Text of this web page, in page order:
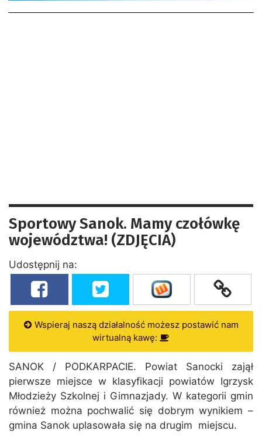
Sportowy Sanok. Mamy czołówkę
województwa! (ZDJĘCIA)
Udostępnij na:
Wspieraj naszą działalność możesz postawić nam
wirtualną kawę:
SANOK / PODKARPACIE. Powiat Sanocki zajął
pierwsze miejsce w klasyfikacji powiatów Igrzysk
Młodzieży Szkolnej i Gimnazjady. W kategorii gmin
również można pochwalić się dobrym wynikiem –
gmina Sanok uplasowała się na drugim miejscu.